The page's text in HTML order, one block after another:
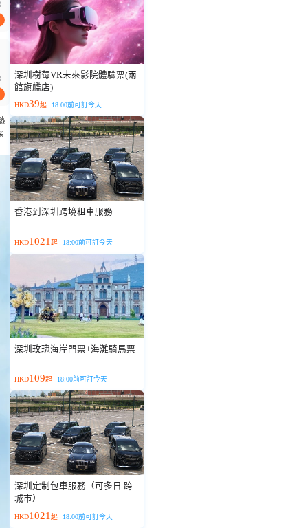
深圳樹莓VR未來影院體驗票(兩
館旗艦店)
HKD39起 18:00前可訂今天
香港到深圳跨境租車服務
HKD1021 起 18:00前可訂今天
深圳玫瑰海岸門票+海灘騎馬票
HKD109起 18:00前可訂今天
深圳定制包車服務（可多日 跨
城市）
HKD1021 起 18:00前可訂今天